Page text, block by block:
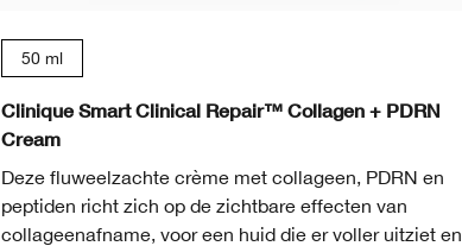
15 ml
50 ml
Clinique Smart Clinical Repair™ Collagen + PDRN
Cream
Deze fluweelzachte crème met collageen, PDRN en
peptiden richt zich op de zichtbare effecten van
collageenafname, voor een huid die er voller uitziet en